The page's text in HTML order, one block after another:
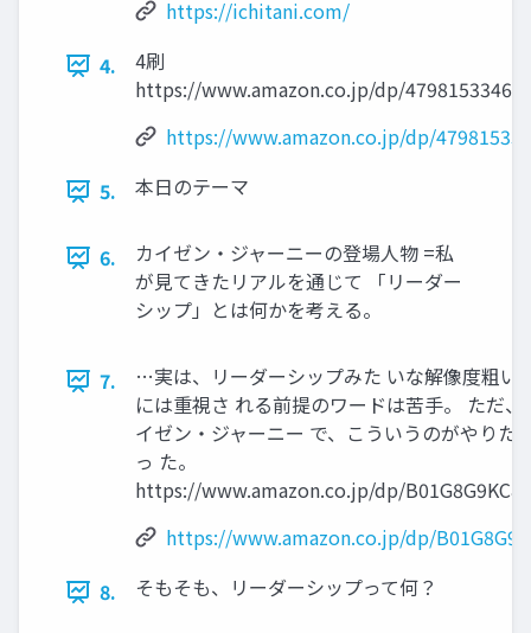
https://ichitani.com/
4.
4刷
https://www.amazon.co.jp/dp/4798153346/
https://www.amazon.co.jp/dp/
5.
本⽇のテーマ
6.
カイゼン・ジャーニーの登場⼈物 =私
が⾒てきたリアルを通じて 「リーダー
シップ」とは何かを考える。
7.
…実は、リーダーシップみた いな解像度粗い
には重視さ れる前提のワードは苦⼿。 ただ、
イゼン・ジャーニー で、こういうのがやりた
っ た。
https://www.amazon.co.jp/dp/B01G8G9KC8
https://www.amazon.co.jp/dp/
8.
そもそも、リーダーシップって何？